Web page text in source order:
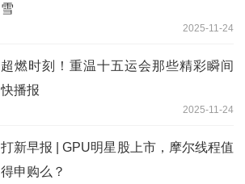
雪
2025-11-24
超燃时刻！重温十五运会那些精彩瞬间
快播报
2025-11-24
打新早报 | GPU明星股上市，摩尔线程值
得申购么？